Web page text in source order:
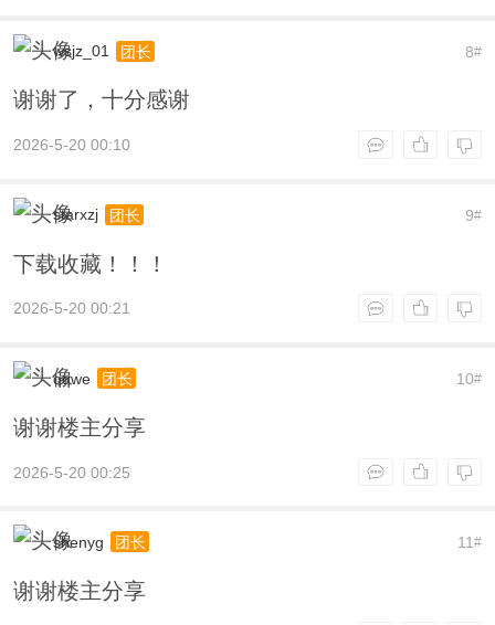
8#
wsjz_01 团长
谢谢了，十分感谢
2026-5-20 00:10
9#
starxzj 团长
下载收藏！！！
2026-5-20 00:21
10#
qqwe 团长
谢谢楼主分享
2026-5-20 00:25
11#
shenyg 团长
谢谢楼主分享